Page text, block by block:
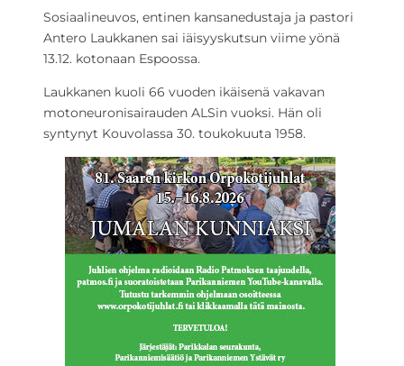
Sosiaalineuvos, entinen kansanedustaja ja pastori
Antero Laukkanen sai iäisyyskutsun viime yönä
13.12. kotonaan Espoossa.
Laukkanen kuoli 66 vuoden ikäisenä vakavan
motoneuronisairauden ALSin vuoksi. Hän oli
syntynyt Kouvolassa 30. toukokuuta 1958.